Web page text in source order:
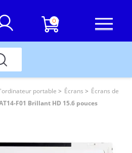
0
portable Écrans
Écrans de
F01 Brillant HD 15.6 pouces